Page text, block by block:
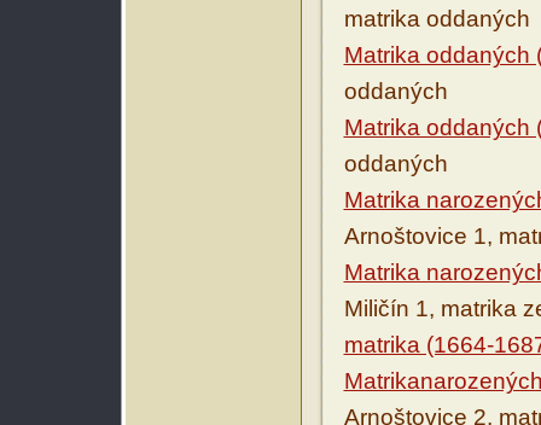
matrika oddaných
Matrika oddaných
oddaných
Matrika oddaných
oddaných
Matrika
Arnoštovice 1,
Matrika
Miličín 1, matrika
matrika (1664-
Arnoštovice 2,